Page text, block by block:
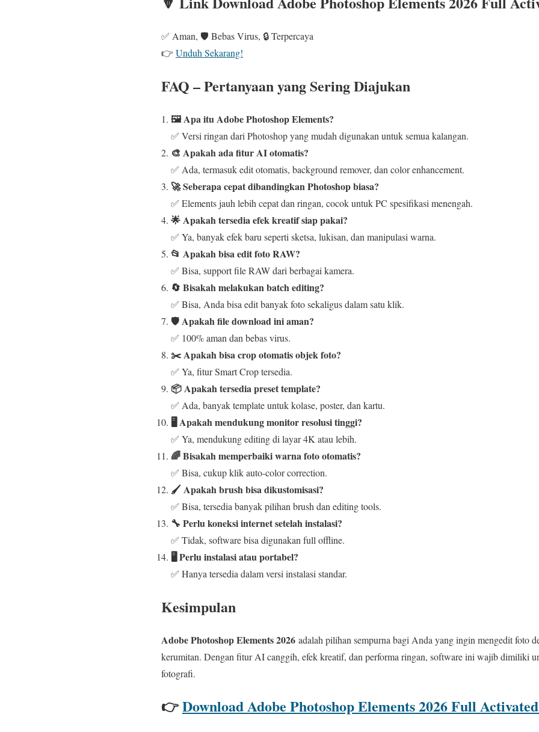
✅ Aman, 🛡️ Bebas Virus, 🔒 Terpercaya
👉 Unduh Sekarang!
FAQ – Pertanyaan yang Sering Diajukan
🖼️ Apa itu Adobe Photoshop Elements?
✅ Versi ringan dari Photoshop yang mudah digunakan untuk semua kalangan.
🎨 Apakah ada fitur AI otomatis?
✅ Ada, termasuk edit otomatis, background remover, dan color enhancement.
🚀 Seberapa cepat dibandingkan Photoshop biasa?
✅ Elements jauh lebih cepat dan ringan, cocok untuk PC spesifikasi menengah.
🌟 Apakah tersedia efek kreatif siap pakai?
✅ Ya, banyak efek baru seperti sketsa, lukisan, dan manipulasi warna.
📂 Apakah bisa edit foto RAW?
✅ Bisa, support file RAW dari berbagai kamera.
🔄 Bisakah melakukan batch editing?
✅ Bisa, Anda bisa edit banyak foto sekaligus dalam satu klik.
🛡️ Apakah file download ini aman?
✅ 100% aman dan bebas virus.
✂️ Apakah bisa crop otomatis objek foto?
✅ Ya, fitur Smart Crop tersedia.
📦 Apakah tersedia preset template?
✅ Ada, banyak template untuk kolase, poster, dan kartu.
🖥️ Apakah mendukung monitor resolusi tinggi?
✅ Ya, mendukung editing di layar 4K atau lebih.
🌈 Bisakah memperbaiki warna foto otomatis?
✅ Bisa, cukup klik auto-color correction.
🖌️ Apakah brush bisa dikustomisasi?
✅ Bisa, tersedia banyak pilihan brush dan editing tools.
🔧 Perlu koneksi internet setelah instalasi?
✅ Tidak, software bisa digunakan full offline.
🖥️ Perlu instalasi atau portabel?
✅ Hanya tersedia dalam versi instalasi standar.
Kesimpulan
Adobe Photoshop Elements 2026 adalah pilihan sempurna bagi Anda yang ingin mengedit foto
kerumitan. Dengan fitur AI canggih, efek kreatif, dan performa ringan, software ini wajib dimiliki
fotografi.
👉Download Adobe Photoshop Elements 2026 Full